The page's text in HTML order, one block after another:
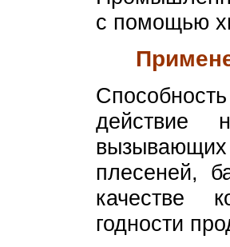
с помощью
действие
плесеней,
качестве
годности